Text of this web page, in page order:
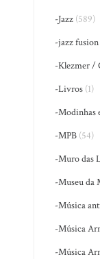
-Jazz (589)
-jazz fusion
-Klezmer /
-Livros (1)
-Modinhas
-MPB (54)
-Muro das
-Museu da
-Música
-Música
-Música